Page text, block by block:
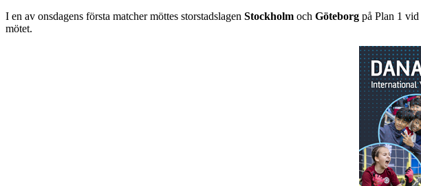
I en av onsdagens första matcher möttes storstadslagen Stockholm och Göteborg på Plan 1 vid
mötet.